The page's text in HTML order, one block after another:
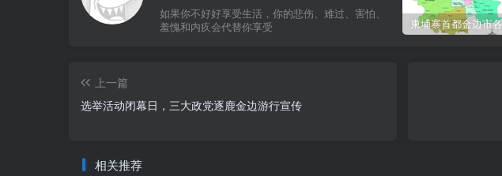
如果你不好好享受生活，你的悲伤、难过、害怕、
羞愧和内疚会代替你享受
上一篇
选举活动闭幕日，三大政党逐鹿金边游行宣传
相关推荐